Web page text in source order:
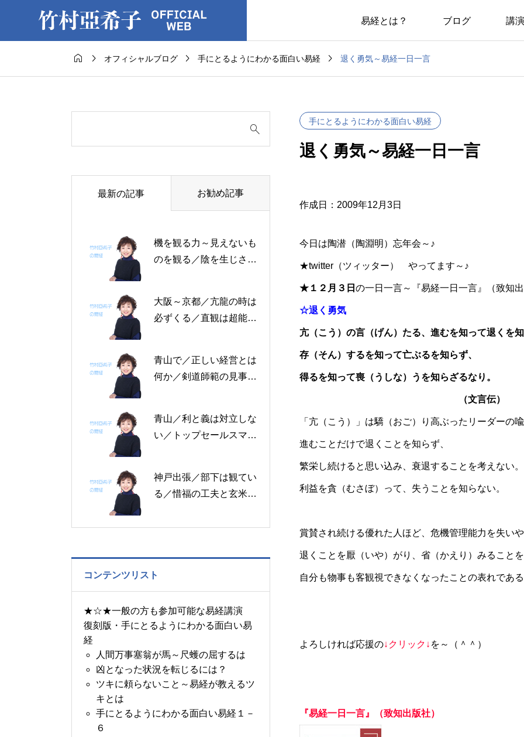
易経とは？ ブログ 講
  オフィシャルブログ  手にとるようにわかる面白い易経  退く勇気～易経一日一言
手にとるようにわかる面白い易経
退く勇気～易経一日一言
作成日：2009年12月3日
今日は陶潜（陶淵明）忘年会～♪
★twitter （ツィッター） やってます～♪
★１２月３日 の一日一言～『易経一日一言』（致知
☆退く勇気
亢（こう）の言（げん）たる、進むを知って退くを
存（そん）するを知って亡ぶるを知らず、
得るを知って喪（うしな）うを知らざるなり。
（文言伝）
「亢（こう）」は驕（おご）り高ぶったリーダーの
進むことだけで退くことを知らず、
繁栄し続けると思い込み、衰退することを考えない。
利益を貪（むさぼ）って、失うことを知らない。
賞賛され続ける優れた人ほど、危機管理能力を失い
退くことを厭（いや）がり、省（かえり）みること
自分も物事も客観視できなくなったことの表れであ
よろしければ応援の↓クリック↓ を～（＾＾）
『易経一日一言』（致知出版社）
最新の記事 お勧め記事
機を観る力～見えないも
のを観る／陰を生じさせ
月4日～2月8日の5日分
の易経一日一言
大阪～京都／亢龍の時は
必ずくる／直観は超能力
月3日の5日分の易経一日
一言
青山で／正しい経営とは
何か／剣道師範の見事な
日の5日分の易経一日一
言
青山／利と義は対立しな
い／トップセールスマン
の書～1月19日～24日の
6日分の易経一日一言
神戸出張／部下は観てい
る／惜福の工夫と玄米食
の書～1月14日～18日の
コンテンツリスト
★☆★一般の方も参加可能な易経講演
復刻版・手にとるようにわかる面白い易
経
人間万事塞翁が馬～尺蠖の屈するは
凶となった状況を転じるには？
ツキに頼らないこと～易経が教えるツ
キとは
手にとるようにわかる面白い易経１－
６